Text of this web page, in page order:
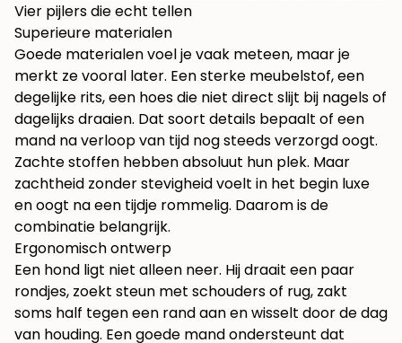
Vier pijlers die echt tellen
Superieure materialen
Goede materialen voel je vaak meteen, maar je
merkt ze vooral later. Een sterke meubelstof, een
degelijke rits, een hoes die niet direct slijt bij nagels of
dagelijks draaien. Dat soort details bepaalt of een
mand na verloop van tijd nog steeds verzorgd oogt.
Zachte stoffen hebben absoluut hun plek. Maar
zachtheid zonder stevigheid voelt in het begin luxe
en oogt na een tijdje rommelig. Daarom is de
combinatie belangrijk.
Ergonomisch ontwerp
Een hond ligt niet alleen neer. Hij draait een paar
rondjes, zoekt steun met schouders of rug, zakt
soms half tegen een rand aan en wisselt door de dag
van houding. Een goede mand ondersteunt dat